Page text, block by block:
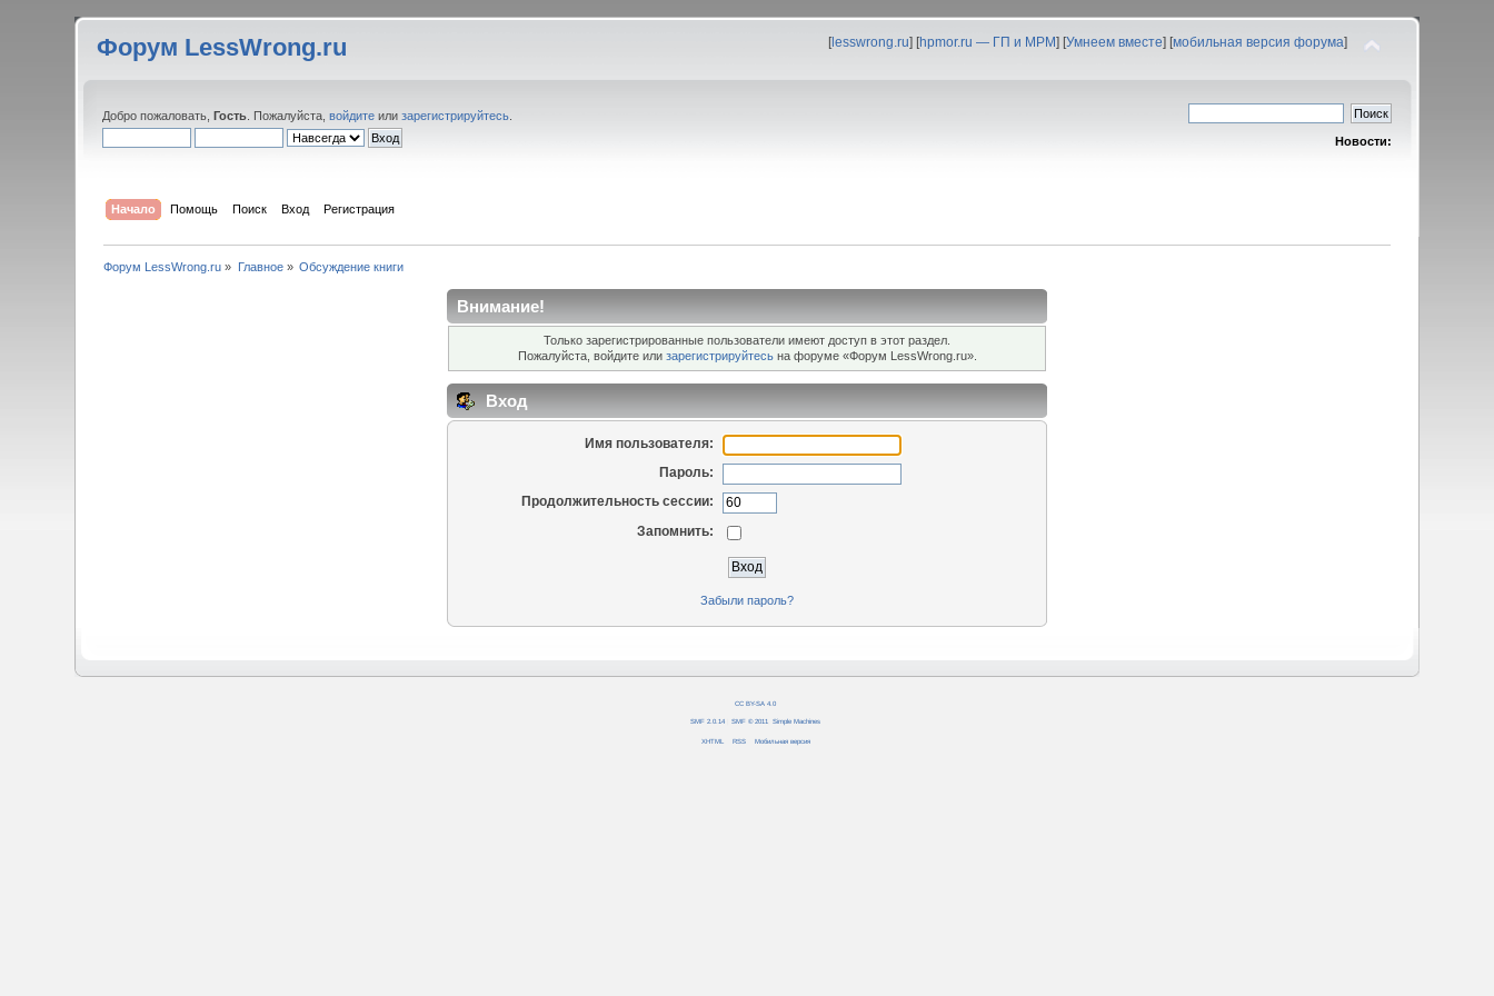
Форум LessWrong.ru [lesswrong.ru] [hpmor.ru — ГП и МРМ] [Умнеем вместе] [мобильная версия форума]
Добро пожаловать,Гость . Пожалуйста,войдите илизарегистрируйтесь
Новости:
Начало Помощь Поиск Вход Регистрация
Форум LessWrong.ru » Главное» Обсуждение книги
Внимание!
Только зарегистрированные пользователи имеют доступ в этот раздел.
Пожалуйста, войдите или зарегистрируйтесьна форуме «Форум LessWrong.ru».
Вход
Имя пользователя:
Пароль:
Продолжительность сессии:
Запомнить:
Забыли пароль?
CC BY-SA 4.0
SMF 2.0.14 SMF © 2011 Simple Machines
XHTML RSS Мобильная версия